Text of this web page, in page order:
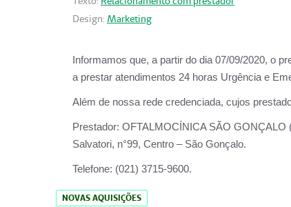
Design: Marketing
Informamos que, a partir do dia 07/09/2020, o
a prestar atendimentos 24 horas Urgência e
Além de nossa rede credenciada, cujos
Prestador: OFTALMOCÍNICA
Salvatori, n°99, Centro – São Gonçalo.
Telefone: (021) 3715-9600.
NOVAS AQUISIÇÕES